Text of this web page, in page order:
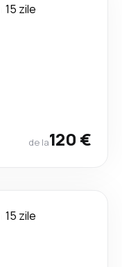
15 zile
de la120 €
15 zile